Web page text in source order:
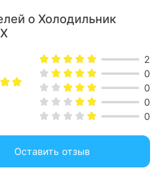
Европы и Украины.
о Холодильник
2
0
0
0
0
Оставить отзыв